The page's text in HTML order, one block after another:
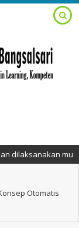
mulai
Otomatis